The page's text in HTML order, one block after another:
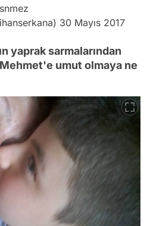
30 Mayıs 2017
yaprak sarmalarından
umut olmaya ne